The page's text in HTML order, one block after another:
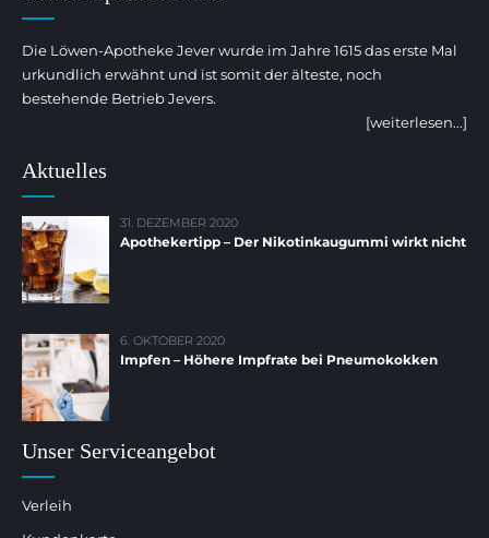
Die Löwen-Apotheke Jever wurde im Jahre 1615 das erste Mal
urkundlich erwähnt und ist somit der älteste, noch
bestehende Betrieb Jevers.
[weiterlesen...]
Aktuelles
31. DEZEMBER 2020
Apothekertipp – Der Nikotinkaugummi wirkt nicht
6. OKTOBER 2020
Impfen – Höhere Impfrate bei Pneumokokken
Unser Serviceangebot
Verleih